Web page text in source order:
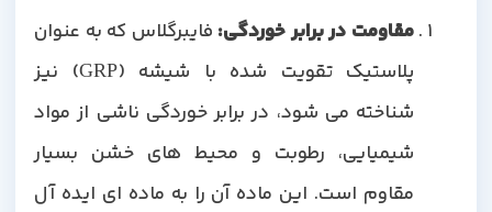
مقاومت در برابر خوردگی:فایبرگلاس که به عنوان
پلاستیک تقویت شده با شیشه (GRP) نیز
شناخته می شود، در برابر خوردگی ناشی از مواد
شیمیایی، رطوبت و محیط های خشن بسیار
مقاوم است. این ماده آن را به ماده ای ایده آل